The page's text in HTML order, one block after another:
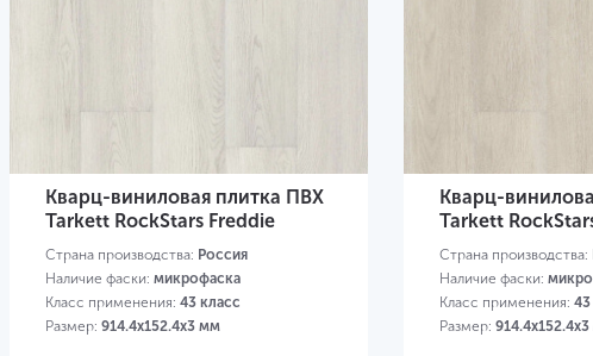
Кварц-виниловая плитка ПВХ
Tarkett RockStars Freddie
Страна производства: Россия
Наличие фаски: микрофаска
Класс применения: 43 класс
Размер: 914.4х152.4х3 мм
Кварц-
Tarkett
Страна производства:
Наличие фаски:
Класс применения: 43
Размер: